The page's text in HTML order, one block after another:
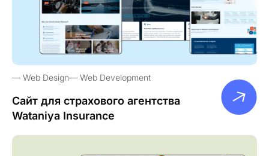
Web Design Web Development
Сайт для страхового агентства
Wataniya Insurance